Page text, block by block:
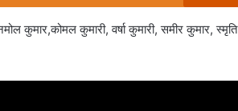
कुमार,कोमल कुमारी, वर्षा कुमारी, समीर कुमार, स्मृति